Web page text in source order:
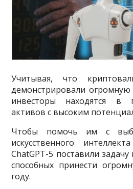
Учитывая, что
демонстрировали
инвесторы находятся в
активов с высоким
Чтобы помочь им с
искусственного
ChatGPT-5 поставили
способных принести
году.